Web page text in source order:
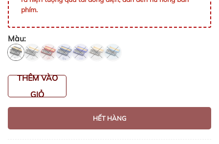
phím.
Màu:
THÊM VÀO
GIỎ
HẾT HÀNG